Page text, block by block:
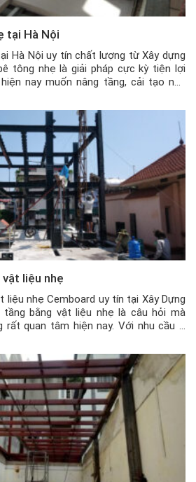
tại Hà Nội
Hà Nội uy tín chất lượng từ Xây dựng
tông nhẹ là giải pháp cực kỳ tiện lợi
nay muốn nâng tầng, cải tạo nhà
liệu nhẹ
liệu nhẹ Cemboard uy tín tại Xây Dựng
bằng vật liệu nhẹ là câu hỏi mà
rất quan tâm hiện nay. Với nhu cầu ở